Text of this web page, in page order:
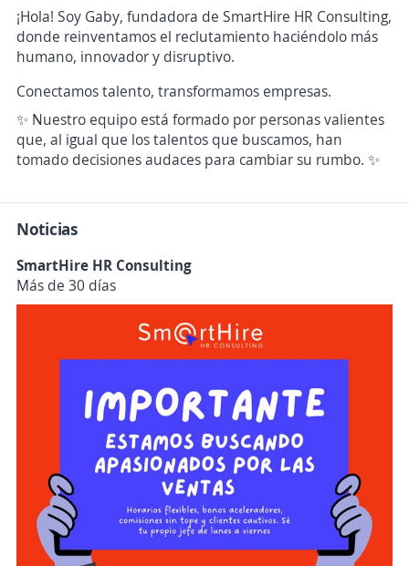
¡Hola! Soy Gaby, fundadora de SmartHire HR Consulting,
donde reinventamos el reclutamiento haciéndolo más
humano, innovador y disruptivo.
Conectamos talento, transformamos empresas.
✨ Nuestro equipo está formado por personas valientes
que, al igual que los talentos que buscamos, han
tomado decisiones audaces para cambiar su rumbo. ✨
Noticias
SmartHire HR Consulting
Más de 30 días